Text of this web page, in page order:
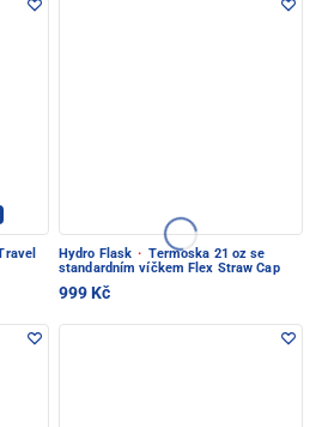
Hydro Flask · Termoska 21 oz se
standardním víčkem Flex Straw Cap
999 Kč